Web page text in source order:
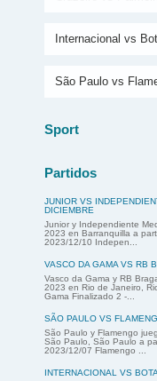
Internacional vs
São Paulo vs
Sport
Partidos
JUNIOR VS
DICIEMBRE
Junior y Independiente
2023 en Barranquilla a
2023/12/10 Indepen...
VASCO DA GAMA VS RB
Vasco da Gama y RB
2023 en Rio de Janeiro,
Gama Finalizado 2 -...
SÃO PAULO VS
São Paulo y Flamengo
São Paulo, São Paulo a
2023/12/07 Flamengo ...
INTERNACIONAL VS